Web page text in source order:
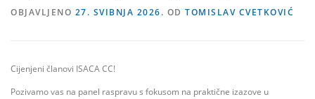
OBJAVLJENO 27. SVIBNJA 2026. OD TOMISLAV CVETKOVIĆ
Cijenjeni članovi ISACA CC!
Pozivamo vas na panel raspravu s fokusom na praktične izazove u